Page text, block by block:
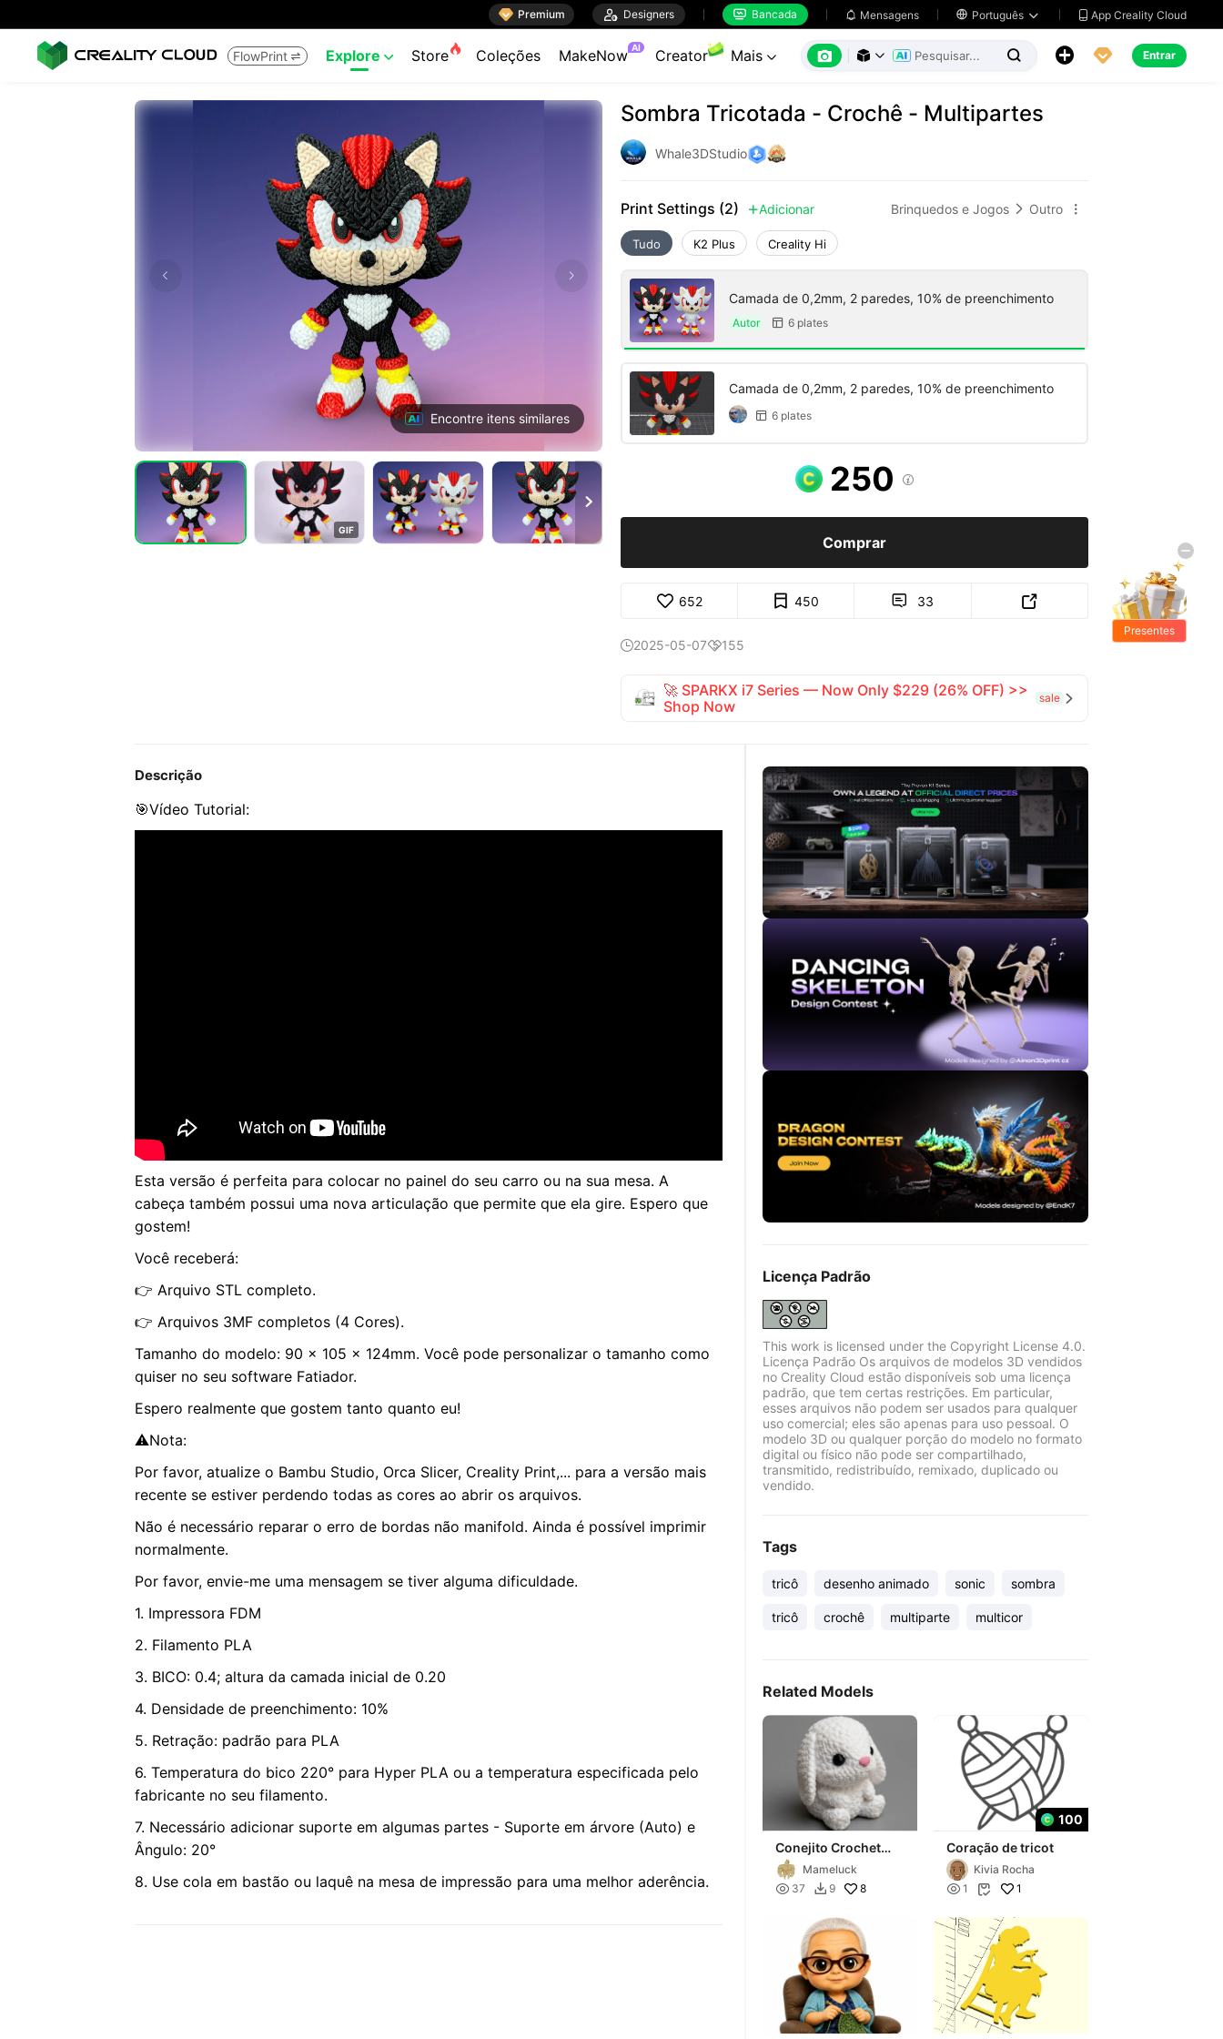
 Premium  Designers  Bancada  Mensagens  Português   App Creality Cloud
FlowPrint  Explore  Store Coleções MakeNow AI Creator Mais        Entrar
Encontre itens similares
GIF

Sombra Tricotada - Crochê - Multipartes
Whale3DStudio
Print Settings (2) Adicionar Brinquedos e Jogos  Outro 
Tudo K2 Plus Creality Hi
Camada de 0,2mm, 2 paredes, 10% de preenchimento
Autor  6 plates
Camada de 0,2mm, 2 paredes, 10% de preenchimento
 6 plates
250 
Comprar
652 450  33 
2025-05-07155
🚀 SPARKX i7 Series — Now Only $229 (26% OFF) >>
Shop Now
sale 
Descrição
🎯Vídeo Tutorial:
Esta versão é perfeita para colocar no painel do seu carro ou na sua mesa. A
cabeça também possui uma nova articulação que permite que ela gire. Espero que
gostem!
Você receberá:
👉 Arquivo STL completo.
👉 Arquivos 3MF completos (4 Cores).
Tamanho do modelo: 90 x 105 x 124mm. Você pode personalizar o tamanho como
quiser no seu software Fatiador.
Espero realmente que gostem tanto quanto eu!
⚠️Nota:
Por favor, atualize o Bambu Studio, Orca Slicer, Creality Print,... para a versão mais
recente se estiver perdendo todas as cores ao abrir os arquivos.
Não é necessário reparar o erro de bordas não manifold. Ainda é possível imprimir
normalmente.
Por favor, envie-me uma mensagem se tiver alguma dificuldade.
1. Impressora FDM
2. Filamento PLA
3. BICO: 0.4; altura da camada inicial de 0.20
4. Densidade de preenchimento: 10%
5. Retração: padrão para PLA
6. Temperatura do bico 220° para Hyper PLA ou a temperatura especificada pelo
fabricante no seu filamento.
7. Necessário adicionar suporte em algumas partes - Suporte em árvore (Auto) e
Ângulo: 20°
8. Use cola em bastão ou laquê na mesa de impressão para uma melhor aderência.
Licença Padrão
This work is licensed under the Copyright License 4.0.
Licença Padrão Os arquivos de modelos 3D vendidos
no Creality Cloud estão disponíveis sob uma licença
padrão, que tem certas restrições. Em particular,
esses arquivos não podem ser usados para qualquer
uso comercial; eles são apenas para uso pessoal. O
modelo 3D ou qualquer porção do modelo no formato
digital ou físico não pode ser compartilhado,
transmitido, redistribuído, remixado, duplicado ou
vendido.
Tags
tricô desenho animado sonic sombra
tricô crochê multiparte multicor
Related Models
Conejito Crochet
Multipartes
Mameluck
 37  9 8
100
Coração de tricot
Kivia Rocha
 1  1
Presentes